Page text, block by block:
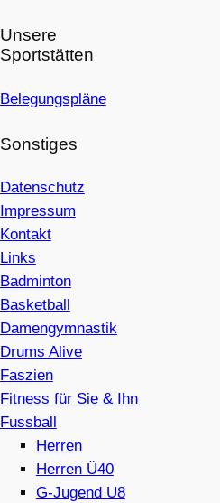
Unsere
Sportstätten
Belegungspläne
Sonstiges
Datenschutz
Impressum
Kontakt
Links
Badminton
Basketball
Damengymnastik
Drums Alive
Faszien
Fitness für Sie & Ihn
Fussball
Herren
Herren Ü40
G-Jugend U8